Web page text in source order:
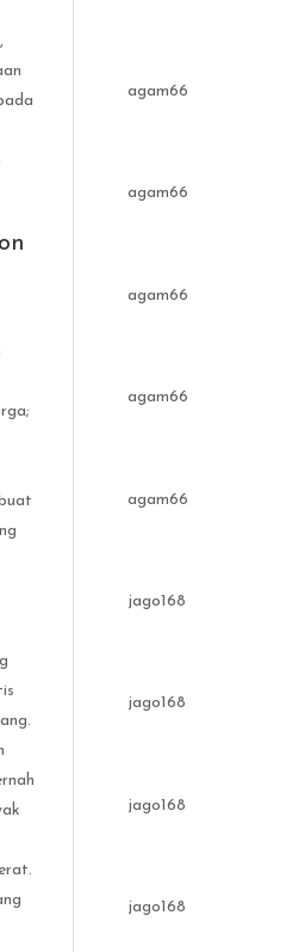
agam66
agam66
agam66
agam66
agam66
jago168
jago168
jago168
jago168